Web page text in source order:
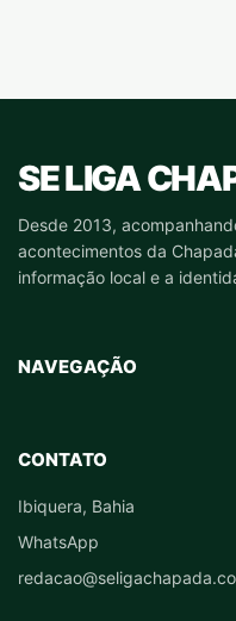
SE LIGA
Desde 2013,
acontecimentos da
informação local e a
NAVEGAÇÃO
CONTATO
Ibiquera, Bahia
WhatsApp